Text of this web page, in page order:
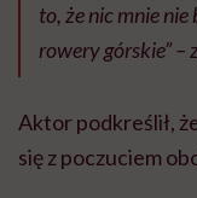
to, że nic mnie
rowery górskie” –
Aktor podkreślił,
się z poczuciem